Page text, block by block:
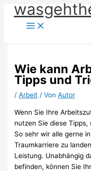
Zum
Inhalt
springen
Wie kann
Tipps und
/Arbeit / VonAutor
Wenn Sie Ihre
nutzen Sie diese
So sehr wir alle gerne
Traumkarriere zu
Leistung. Unabhängig
befinden, können Sie